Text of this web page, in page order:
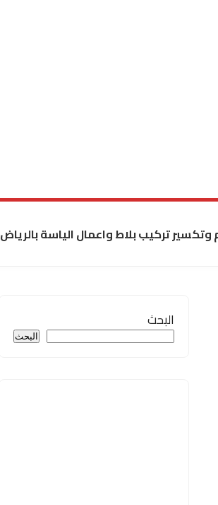
وتكسير تركيب بلاط واعمال الياسة بالرياض
البحث
البحث